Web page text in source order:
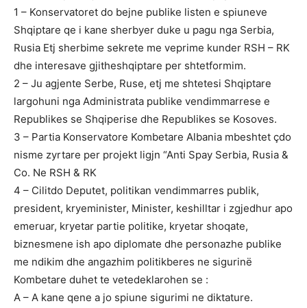
1 – Konservatoret do bejne publike listen e spiuneve
Shqiptare qe i kane sherbyer duke u pagu nga Serbia,
Rusia Etj sherbime sekrete me veprime kunder RSH – RK
dhe interesave gjitheshqiptare per shtetformim.
2 – Ju agjente Serbe, Ruse, etj me shtetesi Shqiptare
largohuni nga Administrata publike vendimmarrese e
Republikes se Shqiperise dhe Republikes se Kosoves.
3 – Partia Konservatore Kombetare Albania mbeshtet çdo
nisme zyrtare per projekt ligjn “Anti Spay Serbia, Rusia &
Co. Ne RSH & RK
4 – Cilitdo Deputet, politikan vendimmarres publik,
president, kryeminister, Minister, keshilltar i zgjedhur apo
emeruar, kryetar partie politike, kryetar shoqate,
biznesmene ish apo diplomate dhe personazhe publike
me ndikim dhe angazhim politikberes ne sigurinë
Kombetare duhet te vetedeklarohen se :
A – A kane qene a jo spiune sigurimi ne diktature.